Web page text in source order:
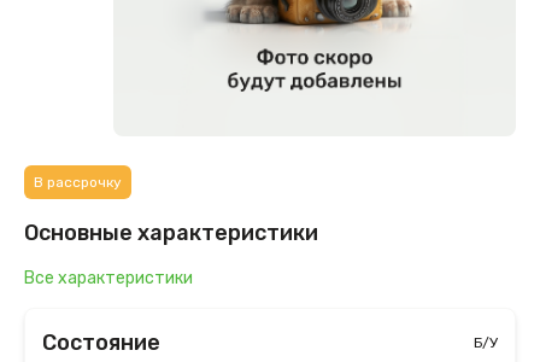
В рассрочку
Основные характеристики
Все характеристики
Состояние Б/У